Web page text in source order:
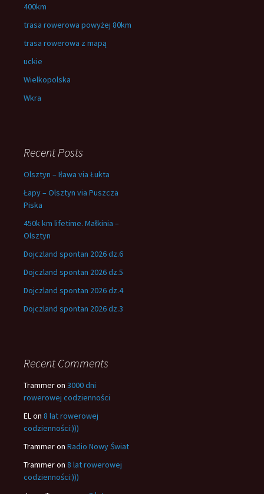
400km
trasa rowerowa powyżej 80km
trasa rowerowa z mapą
uckie
Wielkopolska
Wkra
Recent Posts
Olsztyn – Iława via Łukta
Łapy – Olsztyn via Puszcza
Piska
450k km lifetime. Małkinia –
Olsztyn
Dojczland spontan 2026 dz.6
Dojczland spontan 2026 dz.5
Dojczland spontan 2026 dz.4
Dojczland spontan 2026 dz.3
Recent Comments
Trammeron 3000 dni
rowerowej codzienności
ELon 8 lat rowerowej
codzienności:)))
Trammeron Radio Nowy Świat
Trammeron 8 lat rowerowej
codzienności:)))